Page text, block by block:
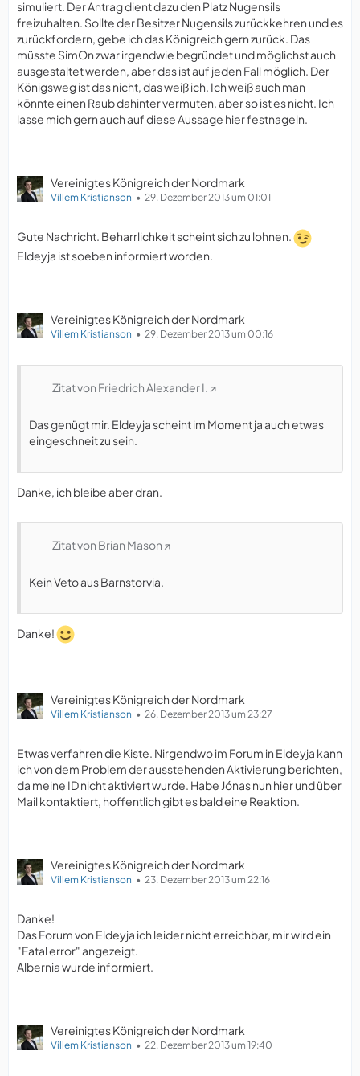
simuliert. Der Antrag dient dazu den Platz Nugensils
freizuhalten. Sollte der Besitzer Nugensils zurückkehren und es
zurückfordern, gebe ich das Königreich gern zurück. Das
müsste SimOn zwar irgendwie begründet und möglichst auch
ausgestaltet werden, aber das ist auf jeden Fall möglich. Der
Königsweg ist das nicht, das weiß ich. Ich weiß auch man
könnte einen Raub dahinter vermuten, aber so ist es nicht. Ich
lasse mich gern auch auf diese Aussage hier festnageln.
Vereinigtes Königreich der Nordmark
Villem Kristianson 29. Dezember 2013 um 01:01
Gute Nachricht. Beharrlichkeit scheint sich zu lohnen.
Eldeyja ist soeben informiert worden.
Vereinigtes Königreich der Nordmark
Villem Kristianson 29. Dezember 2013 um 00:16
Zitat von Friedrich Alexander I.
Das genügt mir. Eldeyja scheint im Moment ja auch etwas
eingeschneit zu sein.
Danke, ich bleibe aber dran.
Zitat von Brian Mason
Kein Veto aus Barnstorvia.
Danke!
Vereinigtes Königreich der Nordmark
Villem Kristianson 26. Dezember 2013 um 23:27
Etwas verfahren die Kiste. Nirgendwo im Forum in Eldeyja kann
ich von dem Problem der ausstehenden Aktivierung berichten,
da meine ID nicht aktiviert wurde. Habe Jónas nun hier und über
Mail kontaktiert, hoffentlich gibt es bald eine Reaktion.
Vereinigtes Königreich der Nordmark
Villem Kristianson 23. Dezember 2013 um 22:16
Danke!
Das Forum von Eldeyja ich leider nicht erreichbar, mir wird ein
"Fatal error" angezeigt.
Albernia wurde informiert.
Vereinigtes Königreich der Nordmark
Villem Kristianson 22. Dezember 2013 um 19:40